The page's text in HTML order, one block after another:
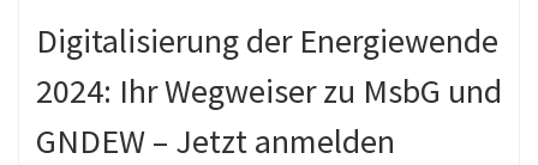
Digitalisierung der Energiewende
2024: Ihr Wegweiser zu MsbG und
GNDEW – Jetzt anmelden